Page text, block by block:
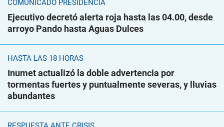
COMUNICADO PRESIDENCIA
Ejecutivo decretó alerta roja hasta las 04.00, desde
arroyo Pando hasta Aguas Dulces
HASTA LAS 18 HORAS
Inumet actualizó la doble advertencia por
tormentas fuertes y puntualmente severas, y lluvias
abundantes